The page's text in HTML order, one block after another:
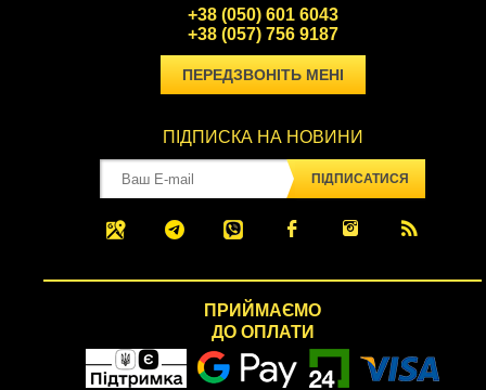
+38 (050) 601 6043
+38 (057) 756 9187
ПЕРЕДЗВОНІТЬ МЕНІ
ПІДПИСКА НА НОВИНИ
ПІДПИСАТИСЯ
ПРИЙМАЄМО
ДО ОПЛАТИ